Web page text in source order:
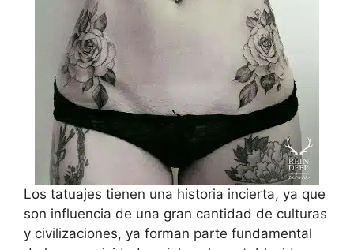
Los tatuajes tienen una historia incierta, ya que
son influencia de una gran cantidad de culturas
y civilizaciones, ya forman parte fundamental